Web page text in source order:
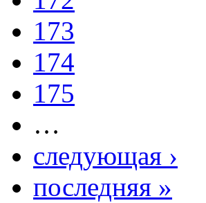
173
174
175
…
следующая ›
последняя »